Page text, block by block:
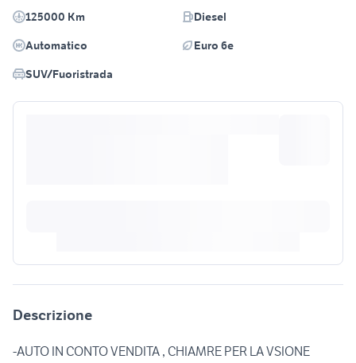
125000 Km
Diesel
Automatico
Euro 6e
SUV/Fuoristrada
Descrizione
-AUTO IN CONTO VENDITA , CHIAMRE PER LA VSIONE